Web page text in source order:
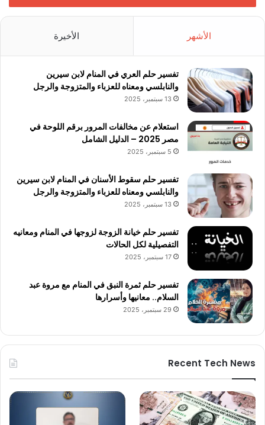
الأشهر الأخيرة
تفسير حلم العري في المنام لابن سيرين
والنابلسي ومعناه للعزباء والمتزوجة والرجل
13 سبتمبر، 2025
استعلام عن مخالفات المرور برقم اللوحة في
مصر 2025 – الدليل الشامل
5 سبتمبر، 2025
تفسير حلم سقوط الأسنان في المنام لابن سيرين
والنابلسي ومعناه للعزباء والمتزوجة والرجل
13 سبتمبر، 2025
تفسير حلم خيانة الزوجة لزوجها في المنام ومعانيه
التفصيلية لكل الحالات
17 سبتمبر، 2025
تفسير حلم ثمرة النبق في المنام مع مروة عبد
السلام.. معانيها وأسرارها
29 سبتمبر، 2025
Recent Tech News